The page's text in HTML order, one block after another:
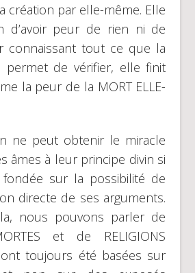
création par elle-même. Elle
d’avoir peur de rien ni de
connaissant tout ce que la
permet de vérifier, elle finit
la peur de la MORT ELLE-
ne peut obtenir le miracle
âmes à leur principe divin si
fondée sur la possibilité de
directe de ses arguments.
nous pouvons parler de
et de RELIGIONS
ont toujours été basées sur